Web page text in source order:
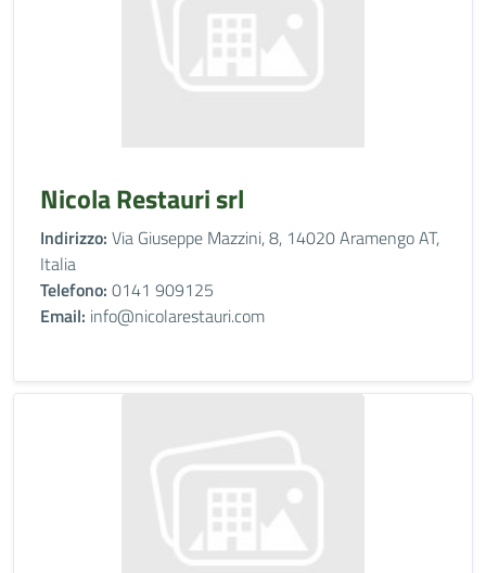
Nicola Restauri srl
Indirizzo: Via Giuseppe Mazzini, 8, 14020 Aramengo AT,
Italia
Telefono: 0141 909125
Email: info@nicolarestauri.com